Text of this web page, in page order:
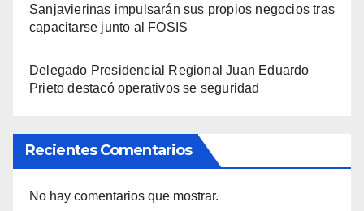
Sanjavierinas impulsarán sus propios negocios tras
capacitarse junto al FOSIS
Delegado Presidencial Regional Juan Eduardo
Prieto destacó operativos se seguridad
Recientes Comentarios
No hay comentarios que mostrar.